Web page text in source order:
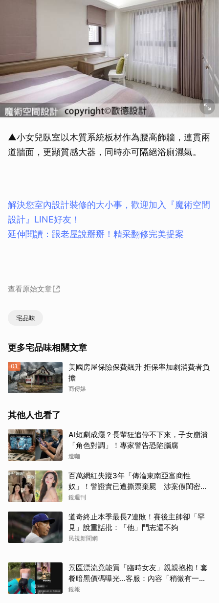
▲小女兒臥室以木質系統板材作為腰高飾牆，連貫兩
道牆面，更顯質感大器，同時亦可隔絕浴廁濕氣。
解決您室內設計裝修的大小事，歡迎加入『魔術空間
設計』LINE好友！
延伸閱讀：跟老屋說掰掰！精采翻修完美提案
查看原始文章
宅品味
更多宅品味相關文章
01
美國房屋保險保費飆升 拒保率加劇消費者負
擔
商傳媒
其他人也看了
AI短劇成癮？長輩狂追停不下來，子女崩潰
「角色對調」！專家警告恐陷腦腐
造咖
百萬網紅失蹤3年「傳淪東南亞富商性
奴」！警證實已遭撕票棄屍 涉案假閨密近
況曝光
鏡週刊
道奇終止本季最長7連敗！賽後主帥卻「罕
見」說重話批：「他」鬥志還不夠
民視新聞網
景區漂流竟能買「臨時女友」親親抱抱！套
餐暗黑價碼曝光…客服：內容「稍微有一點
尺度」
鏡報